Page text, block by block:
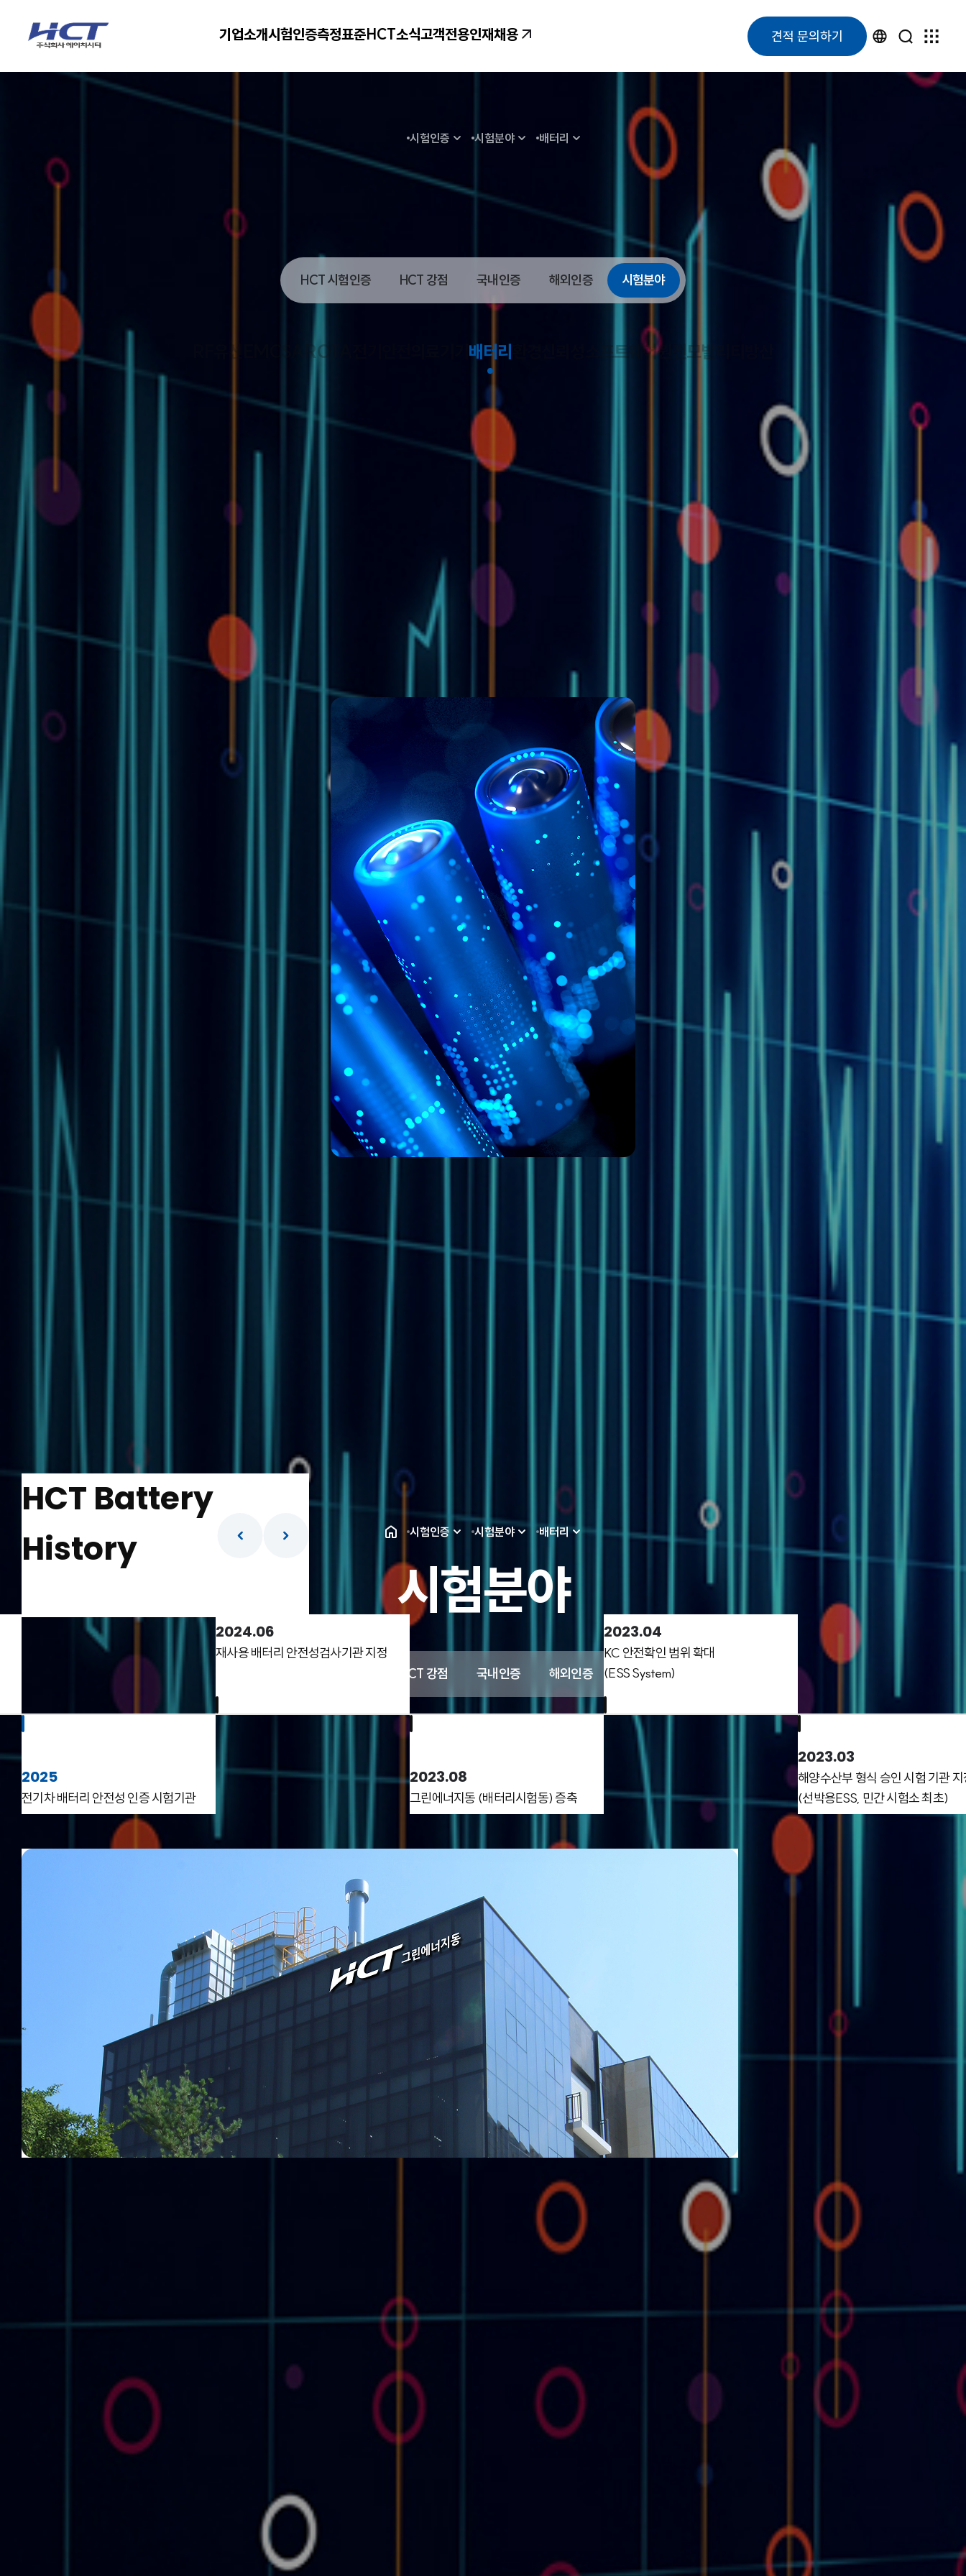
기업소개시험인증측정표준HCT소식고객전용인재채용 견적 문의하기
시험인증 시험분야 배터리
시험분야
HCT 강점 국내인증 해외인증 시험분야
시험인증 시험분야 배터리
시험분야
HCT 시험인증 HCT 강점 국내인증 해외인증 시험분야
SAROTA 배터리 소프트웨어원전모빌리티
배터리
전기차, 신재생 에너지 등 미래 산업의 성공은,
그 기반이 되는 배터리의 안전성을 확보하는 것에서부터 출발합니다.
일상 생활에서 배터리 사용이 증가함에 따라 배터리의 안전, 성능 및 내구성이 매우 중요하게 되었습니다.
분야에서 점차 사용이 증가되고 있습니다. 모바일 기기, 전기 자동차, 철도, 해양 및 항공 운송의 안전 및
신뢰성은 사용되는 배터리의 품질에 의존하고 있습니다. 배터리의 안전 및 신뢰성 시험은 태양에너지의
저장과 사용을 위해 다양한 기술을 활용하고 있는 신재생 에너지 산업에서 핵심적인 고려 사항입니다.
HCT Battery
History
2025
전기차 배터리 안전성 인증 시험기관
2024.06
재사용 배터리 안전성검사기관 지정
2023.08
그린에너지동 (배터리시험동) 증축
2023.04
KC 안전확인 범위 확대
(ESS System)
2023.03
해양수산부 형식 승인 시험 기관
(선박용ESS, 민간 시험소 최초)
Cycle/과충전/과방전 시험 온도/습도 시험 외부단락/열노출 시험
충격 시험